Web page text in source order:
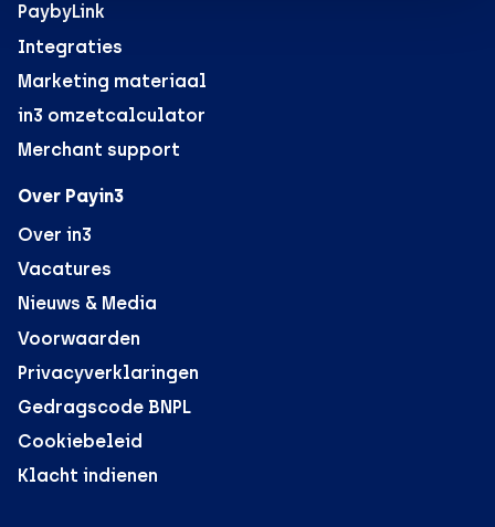
PaybyLink
Integraties
Marketing materiaal
in3 omzetcalculator
Merchant support
Over Payin3
Over in3
Vacatures
Nieuws & Media
Voorwaarden
Privacyverklaringen
Gedragscode BNPL
Cookiebeleid
Klacht indienen